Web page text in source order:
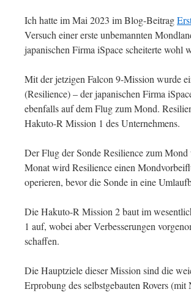
Ich hatte im Mai 2023 im Blog-Beitrag
Versuch einer erste unbemannten
japanischen Firma iSpace scheiterte wohl
Mit der jetzigen Falcon 9-Mission wurde
(Resilience) – der japanischen Firma
ebenfalls auf dem Flug zum Mond.
Hakuto-R Mission 1 des Unternehmens.
Der Flug der Sonde Resilience zum
Monat wird Resilience einen
operieren, bevor die Sonde in eine
Die Hakuto-R Mission 2 baut im
1 auf, wobei aber Verbesserungen
schaffen.
Die Hauptziele dieser Mission sind die
Erprobung des selbstgebauten Rovers